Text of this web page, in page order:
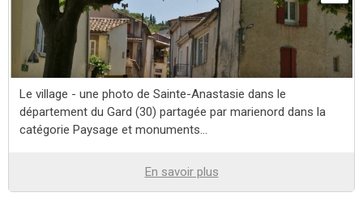
Le village - une photo de Sainte-Anastasie dans le
département du Gard (30) partagée par marienord dans la
catégorie Paysage et monuments...
En savoir plus